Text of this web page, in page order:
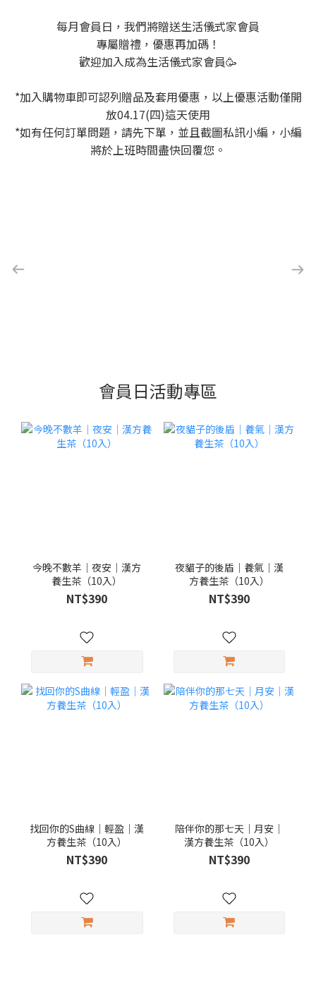
每月會員日，我們將贈送生活儀式家會員
專屬贈禮，優惠再加碼！
歡迎加入成為生活儀式家會員🥳
*加入購物車即可認列贈品及套用優惠，以上優惠活動僅開
放04.17(四)這天使用
*如有任何訂單問題，請先下單，並且截圖私訊小編，小編
將於上班時間盡快回覆您。
會員日活動專區
今晚不數羊｜夜安｜漢方
養生茶（10入）
NT$390
夜貓子的後盾｜養氣｜漢
方養生茶（10入）
NT$390
找回你的S曲線｜輕盈｜漢
方養生茶（10入）
NT$390
陪伴你的那七天｜月安｜
漢方養生茶（10入）
NT$390